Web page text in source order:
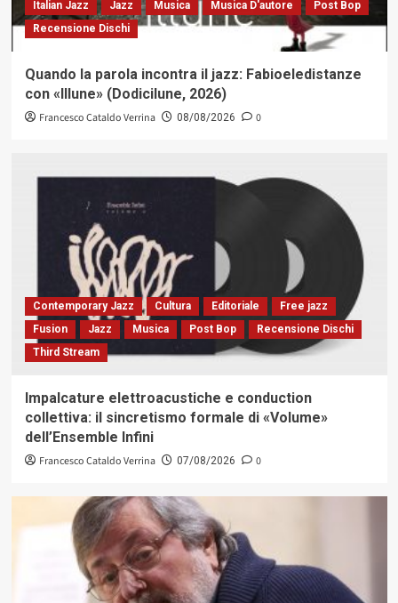
Italian Jazz Jazz Musica Musica D'autore
Post Bop
Recensione Dischi
Quando la parola incontra il jazz: Fabioeledistanze
con «Illune» (Dodicilune, 2026)
Francesco Cataldo Verrina 08/08/2026 0
Contemporary Jazz Cultura Editoriale
Free jazz
Fusion
Jazz Musica Post Bop
Recensione Dischi
Third Stream
Impalcature elettroacustiche e conduction
collettiva: il sincretismo formale di «Volume»
dell’Ensemble Infini
Francesco Cataldo Verrina 07/08/2026 0